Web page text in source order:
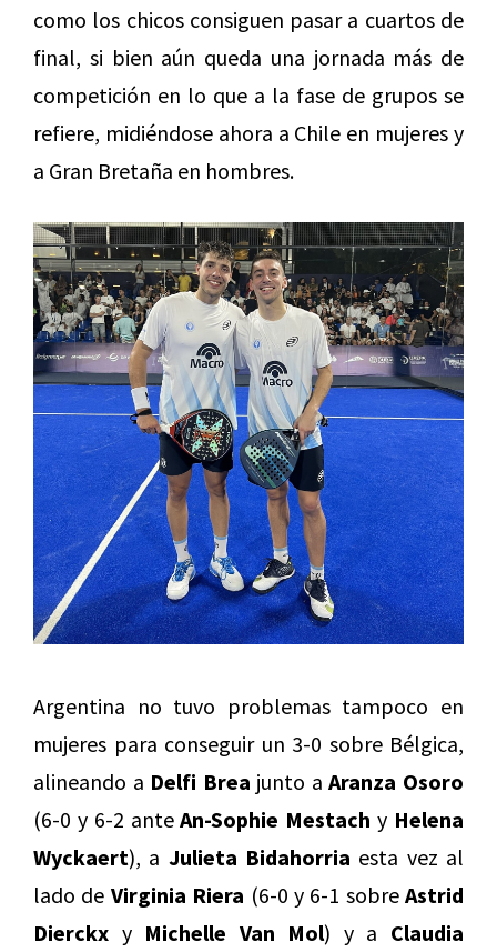
como los chicos consiguen pasar a cuartos de
final, si bien aún queda una jornada más de
competición en lo que a la fase de grupos se
refiere, midiéndose ahora a Chile en mujeres y
a Gran Bretaña en hombres.
Argentina no tuvo problemas tampoco en
mujeres para conseguir un 3-0 sobre Bélgica,
alineando a Delfi Brea junto aAranza Osoro
(6-0 y 6-2 anteAn-Sophie Mestach y Helena
Wyckaert), a Julieta Bidahorria esta vez al
lado de Virginia Riera (6-0 y 6-1 sobre Astrid
Dierckx y Michelle Van Mol) y a Claudia